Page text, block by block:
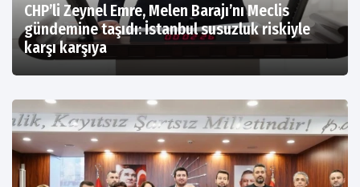
CHP’li Zeynel Emre, Melen Barajı’nı Meclis
gündemine taşıdı: İstanbul susuzluk riskiyle
karşı karşıya